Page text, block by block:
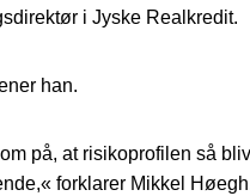
i Jyske Realkredit.
han.
på, at risikoprofilen så
forklarer Mikkel